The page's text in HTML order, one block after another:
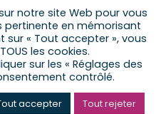
notre site Web pour vous
pertinente en mémorisant
sur « Tout accepter », vous
les cookies.
sur les « Réglages des
contrôlé.
accepter Tout rejeter